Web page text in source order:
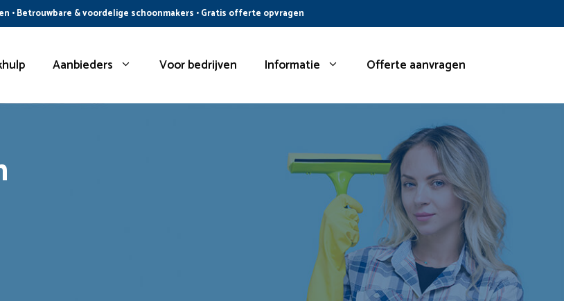
• Betrouwbare & voordelige schoonmakers • Gratis offerte opvragen
Aanbieders Voor bedrijven Informatie Offerte aanvragen